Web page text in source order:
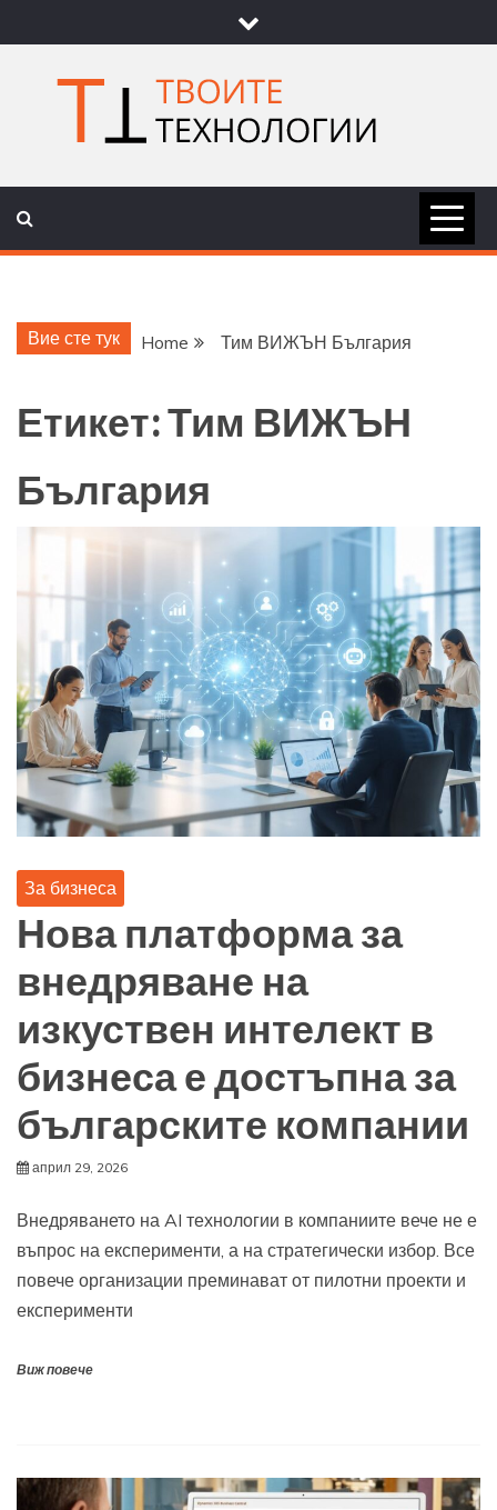
to
content
ТВОИТЕ
Вие сте тук Home Тим ВИЖЪН България
Етикет:Тим ВИЖЪН
България
За бизнеса
Нова платформа за
внедряване на
изкуствен интелект в
бизнеса е достъпна за
българските компании
април 29, 2026
Внедряването на AI технологии в компаниите вече не е
въпрос на експерименти, а на стратегически избор. Все
повече организации преминават от пилотни проекти и
експерименти
Виж повече